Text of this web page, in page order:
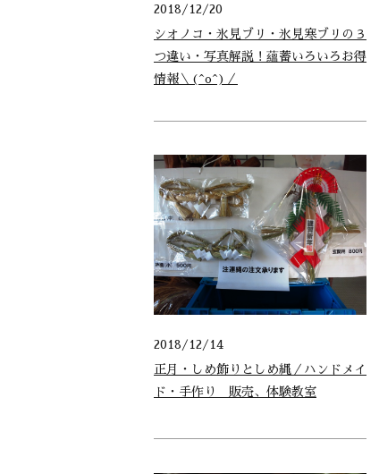
2018/12/20
シオノコ・氷見ブリ・氷見寒ブリの３
つ違い・写真解説！蘊蓄いろいろお得
情報＼(^o^)／
2018/12/14
正月・しめ飾りとしめ縄／ハンドメイ
ド・手作り 販売、体験教室